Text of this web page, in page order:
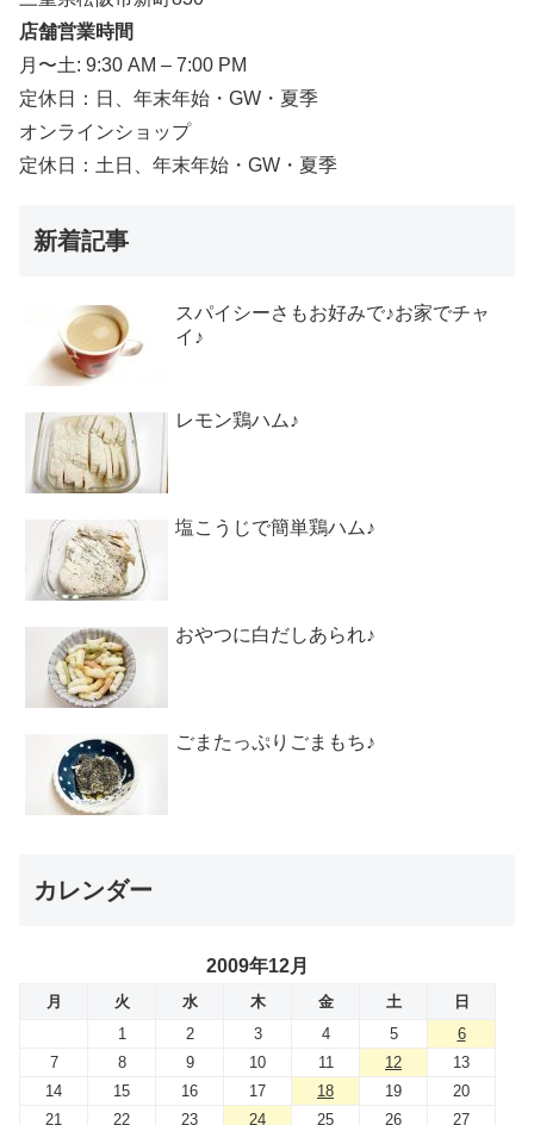
店舗営業時間
月〜土: 9:30 AM – 7:00 PM
定休日：日、年末年始・GW・夏季
オンラインショップ
定休日：土日、年末年始・GW・夏季
新着記事
スパイシーさもお好みで♪お家でチャ
イ♪
レモン鶏ハム♪
塩こうじで簡単鶏ハム♪
おやつに白だしあられ♪
ごまたっぷりごまもち♪
カレンダー
2009年12月
月 火 水 木 金 土
日
1
2 3 4 5
6
7
8 9 10 11 12
13
14
15 16 17 18 19
20
21
22 23 24 25 26
27